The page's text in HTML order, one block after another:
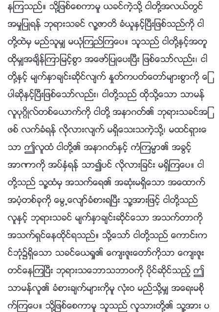
နၾကသည္။ သို႔ျဖစ္ေစကာမူ ယခင္ကဲ့သို႔ ငါတို႔အလယ္တြင္
အမႈျပဳရန္ ဘုရားသခင္ လူ႔ဇာတိ ခံယူႏွင့္ၿပီးျဖစ္သည္ကို ငါ
တို႔ထဲမွ မည္သူမွ် မယုံၾကည္ၾကေပ။ သူသည္ ငါတို႔ႏွင့္အတူ
ထိုမွ်အခ်ိန္ၾကာျမင့္စြာ အေဖာ္ျပဳေပးၿပီး ျဖစ္ေသာ္လည္း၊ ငါ
တို႔ႏွင့္ မ်က္ႏွာခ်င္းဆိုင္လ်က္ ႏႈတ္ကပတ္ေတာ္မ်ားစြာကို ေျ
ပာဆိုႏွင့္ၿပီးျဖစ္ေသာ္လည္း၊ ငါတို႔သည္ ထိုသို႔ေသာ သာမန္
လူပုဂၢိဳလ္တစ္ေယာက္ကို ငါတို႔ အနာဂတ္၏ ဘုရားသခင္အျ
ဖစ္ လက္ခံရန္ လိုလားလ်က္ မရွိေသးသကဲ့သို႔၊ မထင္ရွားေ
သာ ဤလူထံ ငါတို႔၏ အနာဂတ္ႏွင့္ ကံၾကမၼာ၏ အခြင့္
အာဏာကို အပ္ႏွံရန္ သာ၍ပင္ လိုလားျခင္း မရွိၾကေပ။ ငါ
တို႔သည္ သူ႔ထံမွ အသက္ေရ၏ အဆုံးမရွိေသာ အေထာက္
အပံ့တစ္ခုကို ေမြ႕ေလ်ာ္ခံစားရၿပီး သူ႔အားျဖင့္ ငါတို႔သည္
လူႏွင့္ ဘုရားသခင္ မ်က္ႏွာခ်င္းဆိုင္ေသာ အသက္တာကို
အသက္ရွင္ေနထိုင္ရသည္။ သို႔ေသာ္ ငါတို႔သည္ ေကာင္းက
င္ဘုံ၌ရွိေသာ သခင္ေယရႈ၏ ေက်းဇူးေတာ္ကိုသာ ေက်းဇူး
တင္ေနၾကၿပီး ဘုရားသေဘာသဘာဝကို ပိုင္ဆိုင္သည့္ ဤ
သာမန္လူ၏ ခံစားခ်က္မ်ားကိုမူ လုံးဝ မည္သို႔မွ် အေရးမစို
က္ၾကေပ။ သို႔ျဖစ္ေစကာမူ သူသည္ လူသားတို႔၏ သူ႔အား ပ